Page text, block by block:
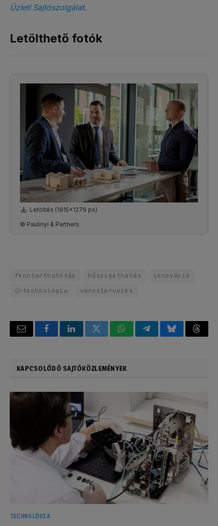
Üzleti Sajtószolgálat.
Letölthető fotók
Letöltés (1915x1276 px)
© Paulinyi & Partners
fenntarthatóság hőszigethatás
innováció
űrtechnológia
várostervezés
Email FacebookLinkedInTwitterWhatsAppTelegramBluesky
KAPCSOLÓDÓ SAJTÓKÖZLEMÉNYEK
TECHNOLÓGIA